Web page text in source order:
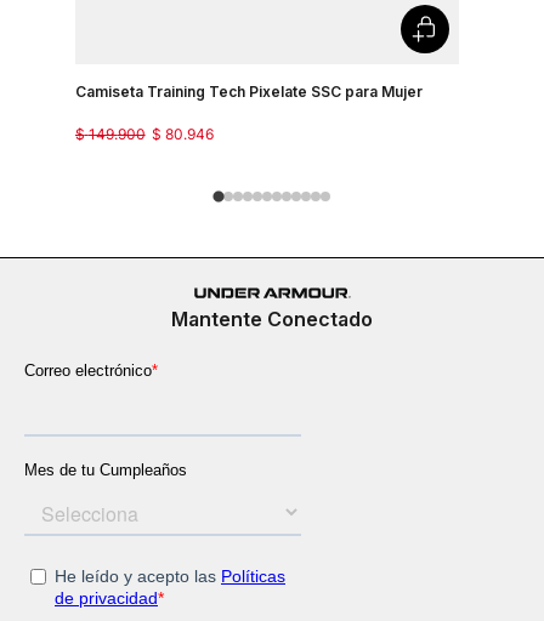
Camiseta Training Tech Pixelate SSC para Mujer
$ 80.946
$ 149.900
Mantente Conectado